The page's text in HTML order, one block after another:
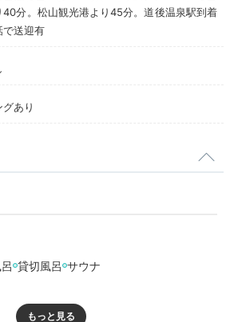
40分。松山観光港より45分。道後温泉駅到着
で送迎有
あり
貸切風呂 サウナ